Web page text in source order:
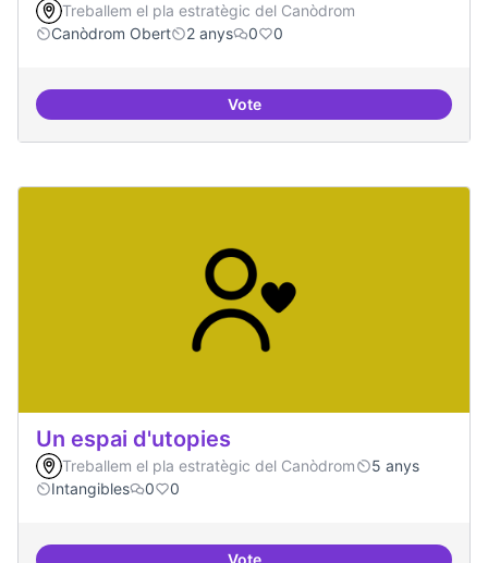
Treballem el pla estratègic del Canòdrom
Canòdrom Obert
2 anys 0 0
VoteVideojocs alternatius
Un espai d'utopies
Treballem el pla estratègic del Canòdrom
5 anys
Intangibles
0 0
Vote